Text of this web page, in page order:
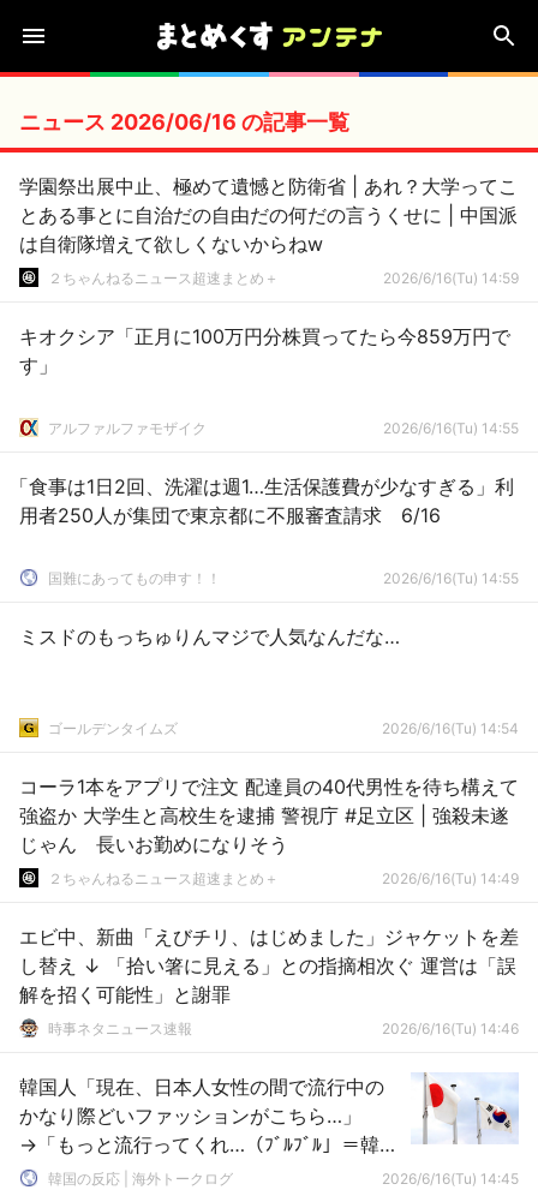
ニュース 2026/06/16 の記事一覧
学園祭出展中止、極めて遺憾と防衛省 | あれ？大学ってこ
とある事とに自治だの自由だの何だの言うくせに | 中国派
は自衛隊増えて欲しくないからねw
２ちゃんねるニュース超速まとめ＋ 2026/6/16(Tu) 14:59
キオクシア「正月に100万円分株買ってたら今859万円で
す」
アルファルファモザイク 2026/6/16(Tu) 14:55
「食事は1日2回、洗濯は週1…生活保護費が少なすぎる」利
用者250人が集団で東京都に不服審査請求 6/16
国難にあってもの申す！！ 2026/6/16(Tu) 14:55
ミスドのもっちゅりんマジで人気なんだな…
ゴールデンタイムズ 2026/6/16(Tu) 14:54
コーラ1本をアプリで注文 配達員の40代男性を待ち構えて
強盗か 大学生と高校生を逮捕 警視庁 #足立区 | 強殺未遂
じゃん 長いお勤めになりそう
２ちゃんねるニュース超速まとめ＋ 2026/6/16(Tu) 14:49
エビ中、新曲「えびチリ、はじめました」ジャケットを差
し替え ↓ 「拾い箸に見える」との指摘相次ぐ 運営は「誤
解を招く可能性」と謝罪
時事ネタニュース速報 2026/6/16(Tu) 14:46
韓国人「現在、日本人女性の間で流行中の
かなり際どいファッションがこちら…」
→「もっと流行ってくれ…（ﾌﾞﾙﾌﾞﾙ」＝韓国
の反応韓国の反応 | 海外トークログ 2026/6/16(Tu) 14:45